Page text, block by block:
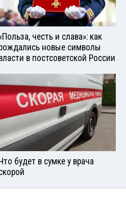
честь и слава»: как
новые символы
в постсоветской России
будет в сумке у врача